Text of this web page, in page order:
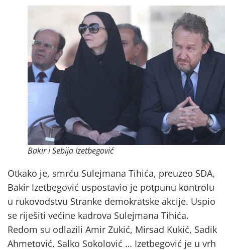
Bakir i Sebija Izetbegović
Otkako je, smrću Sulejmana Tihića, preuzeo SDA,
Bakir Izetbegović uspostavio je potpunu kontrolu
u rukovodstvu Stranke demokratske akcije. Uspio
se riješiti većine kadrova Sulejmana Tihića.
Redom su odlazili Amir Zukić, Mirsad Kukić, Sadik
Ahmetović, Salko Sokolović … Izetbegović je u vrh